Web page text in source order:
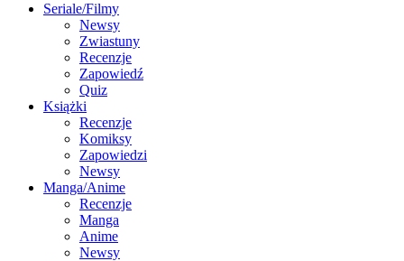
Seriale/Filmy
Newsy
Zwiastuny
Recenzje
Zapowiedź
Quiz
Książki
Recenzje
Komiksy
Zapowiedzi
Newsy
Manga/Anime
Recenzje
Manga
Anime
Newsy